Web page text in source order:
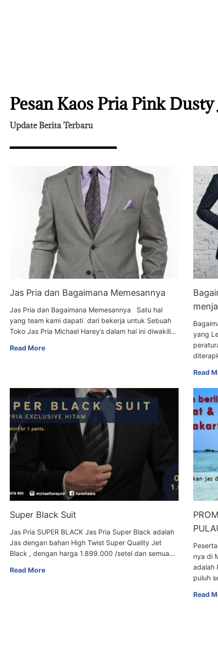
Pesan Kaos Pria Pink Dusty
Update Berita Terbaru
Jas Pria dan Bagaimana Memesannya
Jas Pria dan Bagaimana Memesannya Satu hal
yang team kami dapati dari bekerja untuk Sebuah
Toko Jas Pria Michael Harey’s dalam hal ini diwakili…
Read More
yang
Read
Super Black Suit
Jas Pria SUPER BLACK Jas Pria Super Black adalah
Jas dengan bahan High Twist Super Quality Jet
Black , dengan harga 1.899.000 /setel dan semua…
Read More
nya di
adalah
puluh
Read